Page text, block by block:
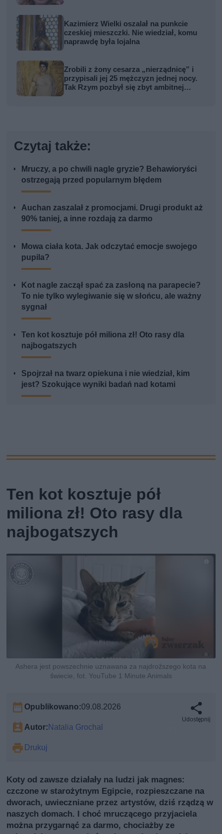
Kazimierz Wielki oszalał na punkcie
czeskiej mieszczki. Nie wiedział, komu
naprawdę była lojalna
Zrobili z żony cesarza „nierządnicę” i
przypisali jej 25 mężczyzn jednej nocy.
Tak Rzym pozbył się zbyt ambitnej
Czytaj także:
Mruczy, a po chwili nagle gryzie? Behawioryści
ostrzegają przed popularnym błędem
Auchan zaszalał z promocjami. Drugi produkt aż
90% taniej, a inne rozdają za darmo
Mowa ciała kota. Jak odczytać emocje swojego
pupila?
Kot nagle zaczął spać za zasłoną na parapecie?
To nie tylko wylegiwanie się w słońcu, ale ważny
sygnał
Ten kot kosztuje pół miliona zł! Oto rasy dla
najbogatszych
Spojrzał na twarz opiekuna i nie wiedział, kim
jest? Szokujące wyniki badań nad kotami
Ten kot kosztuje pół
miliona zł! Oto rasy dla
najbogatszych
Ashera jest powszechnie uznawana za najdroższego kota na
świecie, fot. YouTube 1 Minute Animals
Opublikowano:09.08.2026
Autor:Natalia Grochal
Drukuj
Udostępnij
Koty od zawsze działały na ludzi jak magnes:
czczone w starożytnym Egipcie, rozpieszczane na
dworach, uwieczniane przez artystów, dziś rządzą w
naszych domach. I choć mruczącego przyjaciela
można przygarnąć za darmo, chociażby ze